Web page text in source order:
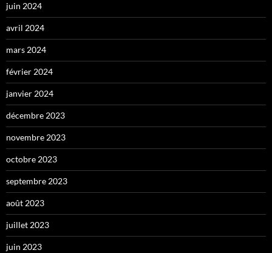
juin 2024
avril 2024
mars 2024
février 2024
janvier 2024
décembre 2023
novembre 2023
octobre 2023
septembre 2023
août 2023
juillet 2023
juin 2023